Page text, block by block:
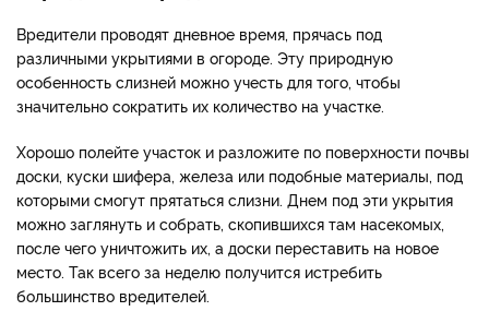
Вредители проводят дневное время, прячась под
различными укрытиями в огороде. Эту природную
особенность слизней можно учесть для того, чтобы
значительно сократить их количество на участке.
Хорошо полейте участок и разложите по поверхности почвы
доски, куски шифера, железа или подобные материалы, под
которыми смогут прятаться слизни. Днем под эти укрытия
можно заглянуть и собрать, скопившихся там насекомых,
после чего уничтожить их, а доски переставить на новое
место. Так всего за неделю получится истребить
большинство вредителей.